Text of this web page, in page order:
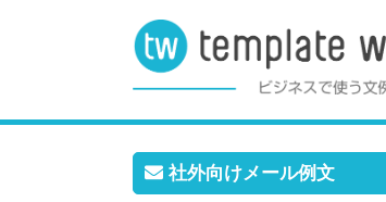
社外向けメール例文